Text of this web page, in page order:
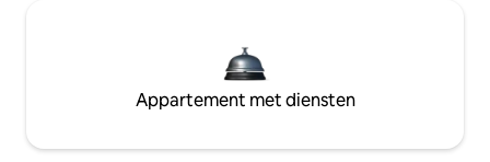
Appartement met diensten